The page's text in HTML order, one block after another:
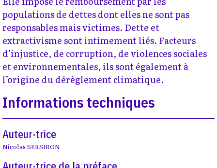
populations de dettes dont elles ne sont pas
responsables mais victimes. Dette et
extractivisme sont intimement liés. Facteurs
d’injustice, de corruption, de violences sociales
et environnementales, ils sont également à
l’origine du dérèglement climatique.
Informations techniques
Auteur·trice
Nicolas SERSIRON